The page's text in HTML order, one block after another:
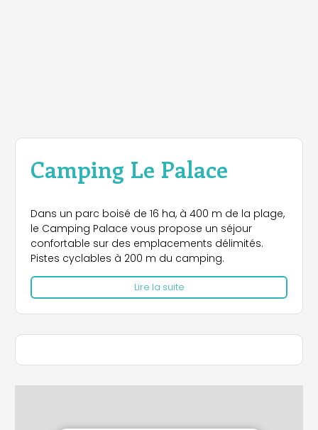
Camping Le Palace
Dans un parc boisé de 16 ha, à 400 m de la plage,
le Camping Palace vous propose un séjour
confortable sur des emplacements délimités.
Pistes cyclables à 200 m du camping.
Lire la suite